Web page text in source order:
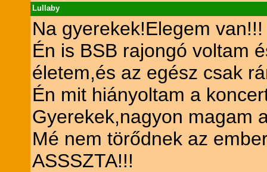
Lullaby
Na gyerekek!Elegem van!!!
Én is BSB rajongó voltam
életem,és az egész csak
Én mit hiányoltam a
Gyerekek,nagyon magam
Mé nem törődnek az
ASSSZTA!!!